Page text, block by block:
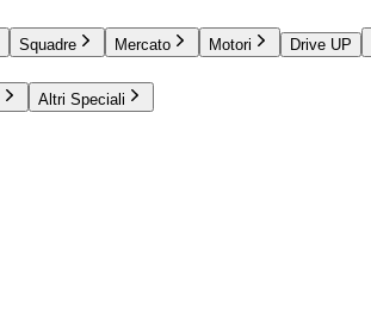
Squadre Mercato Motori Drive UP
Altri Speciali